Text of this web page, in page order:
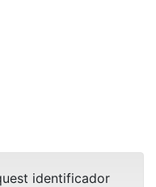
identificador